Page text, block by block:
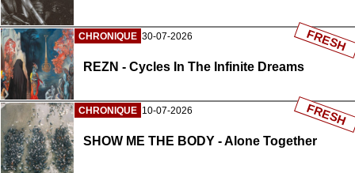
CHRONIQUE 30-07-2026
REZN - Cycles In The Infinite Dreams
FRESH
CHRONIQUE 10-07-2026
SHOW ME THE BODY - Alone Together
FRESH